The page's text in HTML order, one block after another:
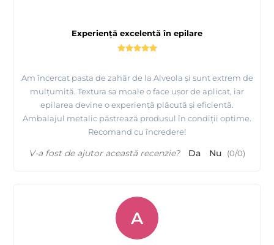
Experiență excelentă în epilare
Am încercat pasta de zahăr de la Alveola și sunt extrem de
mulțumită. Textura sa moale o face ușor de aplicat, iar
epilarea devine o experiență plăcută și eficientă.
Ambalajul metalic păstrează produsul în condiții optime.
Recomand cu încredere!
V-a fost de ajutor această recenzie? Da Nu (0/0)
A